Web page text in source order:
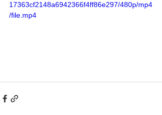
17363cf2148a6942366f4ff86e297/480p/mp4
/file.mp4